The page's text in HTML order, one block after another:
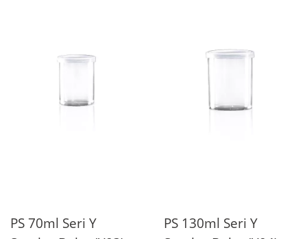
PS 70ml Seri Y
PS 130ml Seri Y